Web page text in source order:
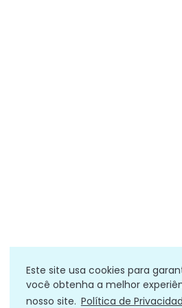
Este site usa cookies para
você obtenha a melhor
nosso site. Política de